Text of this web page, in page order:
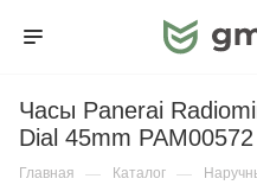
Часы Panerai
Dial 45mm
Главная — Каталог —